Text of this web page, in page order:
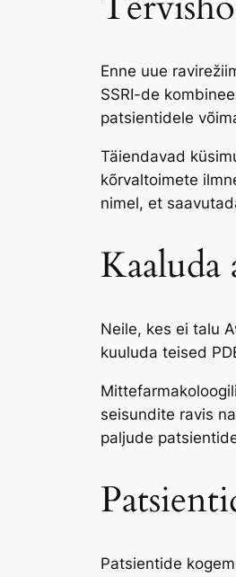
Enne uue
SSRI-de
patsientidele
Täiendavad
kõrvaltoimete
nimel, et
Neile, kes ei talu
kuuluda teised
seisundite ravis
paljude
Patsientide